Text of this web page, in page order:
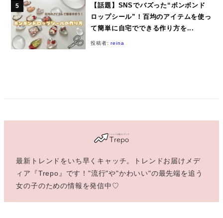
【話題】SNSでバズった“ボンボンド
ロップシール”！百均のアイテムを使っ
て簡単に自宅でできる作り方を...
投稿者:reina
最新トレンドをいち早くキャッチ。トレンドお届けメデ
ィア『Trepo』です！"流行"や"かわいい"の最先端を追う
女の子のための情報を発信中♡